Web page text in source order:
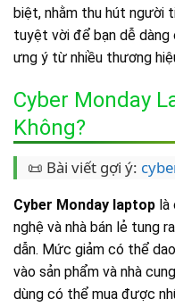
biệt, nhằm thu hút người
tuyệt vời để bạn dễ
ưng ý từ nhiều thương
Cyber Monday
Không?
📜 Bài viết gợi ý:
Cyber Monday laptop
nghệ và nhà bán lẻ tung
dẫn. Mức giảm có thể
vào sản phẩm và nhà
dùng có thể mua được